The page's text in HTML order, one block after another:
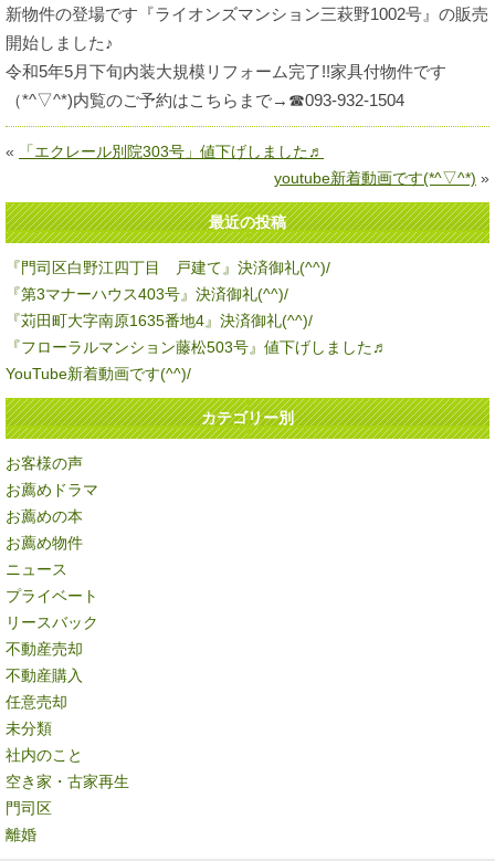
新物件の登場です『ライオンズマンション三萩野1002号』の販売
開始しました♪
令和5年5月下旬内装大規模リフォーム完了!!家具付物件です
（*^▽^*)内覧のご予約はこちらまで→☎093-932-1504
«
「エクレール別院303号」値下げしました♬
youtube新着動画です(*^▽^*) »
最近の投稿
『門司区白野江四丁目 戸建て』決済御礼(^^)/
『第3マナーハウス403号』決済御礼(^^)/
『苅田町大字南原1635番地4』決済御礼(^^)/
『フローラルマンション藤松503号』値下げしました♬
YouTube新着動画です(^^)/
カテゴリー別
お客様の声
お薦めドラマ
お薦めの本
お薦め物件
ニュース
プライベート
リースバック
不動産売却
不動産購入
任意売却
未分類
社内のこと
空き家・古家再生
門司区
離婚